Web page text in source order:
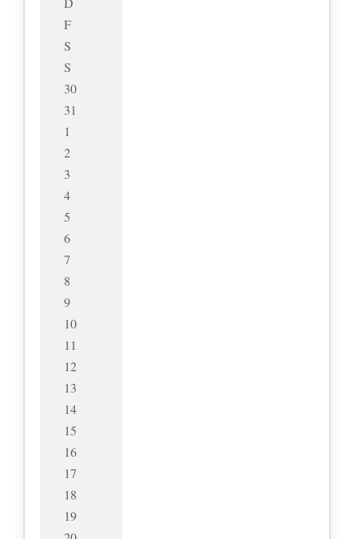
F
S
S
30
31
1
2
3
4
5
6
7
8
9
10
11
12
13
14
15
16
17
18
19